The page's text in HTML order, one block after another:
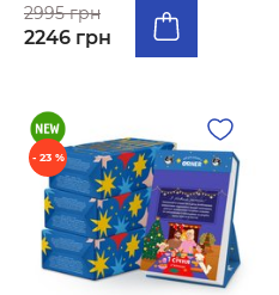
2995 грн
2246 грн
- 23 %